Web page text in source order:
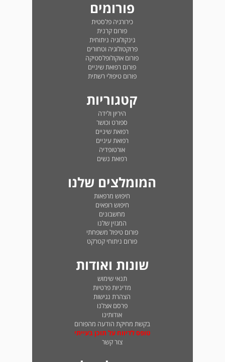
פורומים
כירורגיה פלסטית
פורום קרנית
גינקולוגיה ניתוחית
פרוקטולוגיה וטחורים
פורום אוקולופלסטיקה
פורום רפואת שיניים
פורום טיפולי רשתית
קטגוריות
היריון ולידה
ספורט וכושר
רפואת שיניים
רפואת עיניים
אורטופדיה
רפואת נשים
המומלצים שלנו
חיפוש מרפאות
חיפוש רופאים
מחשבונים
המגזין שלנו
פורום טיפול משפחתי
פורום ניתוחי קטרקט
שונות ואודות
תנאי שימוש
מדיניות פרטיות
הצהרת נגישות
פרסם אצלנו
אודותינו
בקשת מחיקת הודעה מהפורום
טופס לדיווח על תוכן בעייתי
צור קשר